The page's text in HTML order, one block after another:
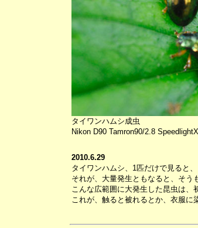
タイワンハムシ成虫
Nikon D90 Tamron90/2.8
2010.6.29
タイワンハムシ、1匹だけで見ると
それが、大量発生ともなると、そう
こんな広範囲に大発生した昆虫は、
これが、触ると被れるとか、衣服に